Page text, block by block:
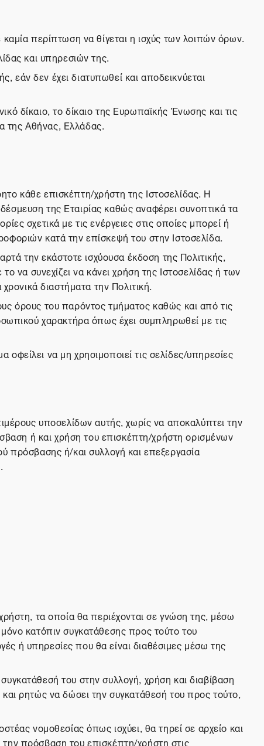
περίπτωση να θίγεται η ισχύς των λοιπών όρων.
και υπηρεσιών της.
δεν έχει διατυπωθεί και αποδεικνύεται
δίκαιο, το δίκαιο της Ευρωπαϊκής Ένωσης και τις
της Αθήνας, Ελλάδας.
κάθε επισκέπτη/χρήστη της Ιστοσελίδας. Η
της Εταιρίας καθώς αναφέρει συνοπτικά τα
σχετικά με τις ενέργειες στις οποίες μπορεί ή
κατά την επίσκεψή του στην Ιστοσελίδα.
την εκάστοτε ισχύουσα έκδοση της Πολιτικής,
να συνεχίζει να κάνει χρήση της Ιστοσελίδας ή των
διαστήματα την Πολιτική.
όρους του παρόντος τμήματος καθώς και από τις
χαρακτήρα όπως έχει συμπληρωθεί με τις
να μη χρησιμοποιεί τις σελίδες/υπηρεσίες
υποσελίδων αυτής, χωρίς να αποκαλύπτει την
ή και χρήση του επισκέπτη/χρήστη ορισμένων
πρόσβασης ή/και συλλογή και επεξεργασία
τα οποία θα περιέχονται σε γνώση της, μέσω
κατόπιν συγκατάθεσης προς τούτο του
ή υπηρεσίες που θα είναι διαθέσιμες μέσω της
του στην συλλογή, χρήση και διαβίβαση
ρητώς να δώσει την συγκατάθεσή του προς τούτο,
νομοθεσίας όπως ισχύει, θα τηρεί σε αρχείο και
πρόσβαση του επισκέπτη/χρήστη στις